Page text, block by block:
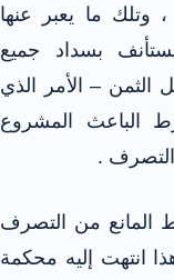
وتلك ما يعبر عنها
بسداد جميع
الثمن – الأمر الذي
الباعث المشروع
.
المانع من التصرف
انتهت إليه محكمة